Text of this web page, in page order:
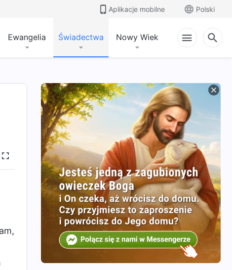
Aplikacje mobilne Polski
Ewangelia Świadectwa Nowy Wiek